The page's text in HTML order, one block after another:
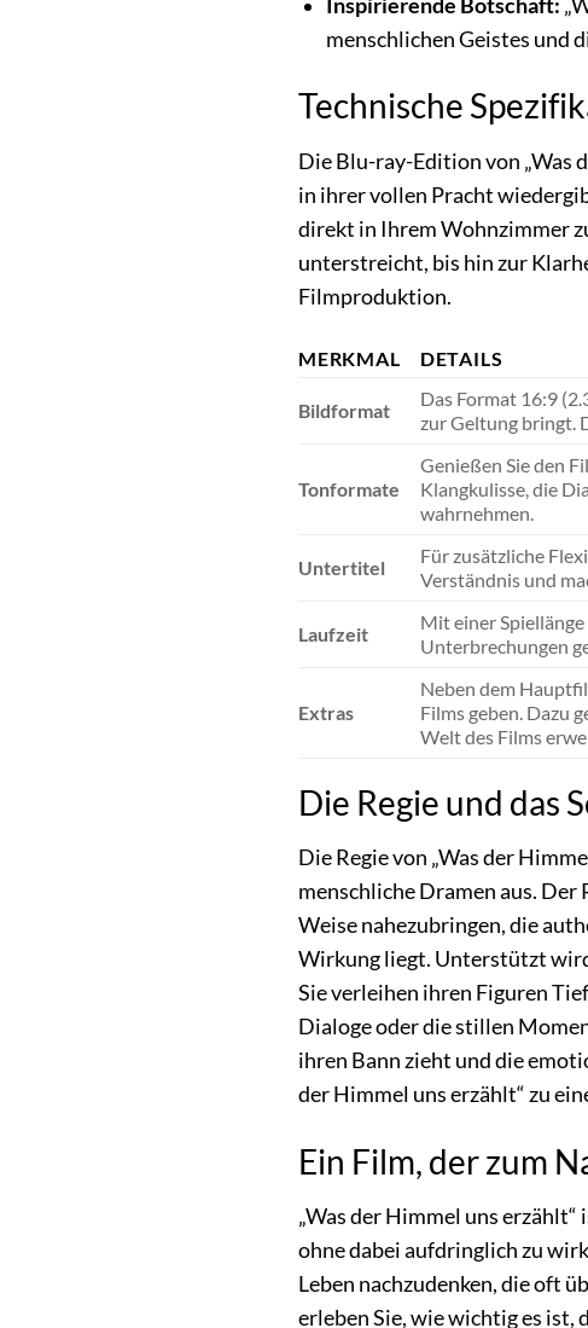
menschlichen Geistes und
Technische
Die Blu-ray-Edition von „Was
in ihrer vollen Pracht
direkt in Ihrem Wohnzimmer
unterstreicht, bis hin zur
Filmproduktion.
MERKMAL DETAILS
Bildformat
Das Format 16:9
zur Geltung bringt.
Tonformate
Genießen Sie den
Klangkulisse, die
wahrnehmen.
Untertitel
Für zusätzliche
Verständnis und
Laufzeit
Mit einer
Unterbrechungen
Extras
Neben dem
Films geben. Dazu
Welt des Films
Die Regie und das
Die Regie von „Was der
menschliche Dramen aus.
Weise nahezubringen, die
Wirkung liegt. Unterstützt
Sie verleihen ihren Figuren
Dialoge oder die stillen
ihren Bann zieht und die
der Himmel uns erzählt“ zu
Ein Film, der zum
„Was der Himmel uns
ohne dabei aufdringlich zu
Leben nachzudenken, die oft
erleben Sie, wie wichtig es ist,